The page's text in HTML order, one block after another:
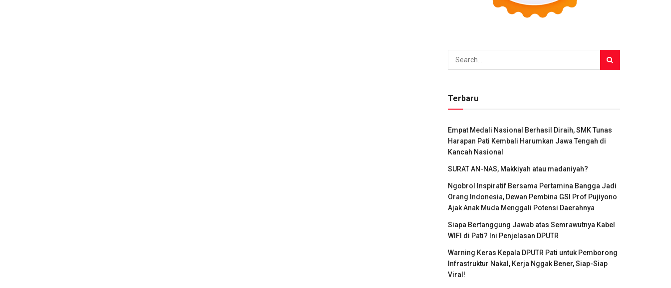
Terbaru
Empat Medali Nasional Berhasil Diraih, SMK Tunas
Harapan Pati Kembali Harumkan Jawa Tengah di
Kancah Nasional
SURAT AN-NAS, Makkiyah atau madaniyah?
Ngobrol Inspiratif Bersama Pertamina Bangga Jadi
Orang Indonesia, Dewan Pembina GSI Prof Pujiyono
Ajak Anak Muda Menggali Potensi Daerahnya
Siapa Bertanggung Jawab atas Semrawutnya Kabel
WIFI di Pati? Ini Penjelasan DPUTR
Warning Keras Kepala DPUTR Pati untuk Pemborong
Infrastruktur Nakal, Kerja Nggak Bener, Siap-Siap
Viral!